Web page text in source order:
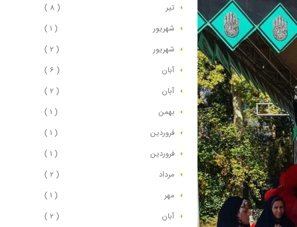
تير
( 8 )
شهريور
( 1 )
شهريور
( 2 )
آبان
( 6 )
آبان
( 2 )
بهمن
( 1 )
فروردين
( 1 )
فروردين
( 1 )
مرداد
( 2 )
مهر
( 1 )
آبان
( 2 )